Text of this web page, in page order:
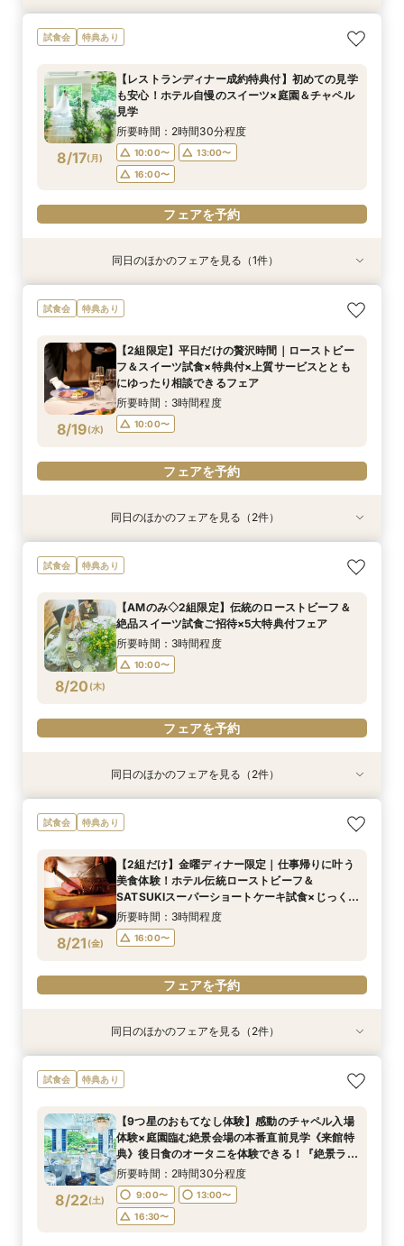
8/16(日)
【会場見学のラストにおすすめ！決め手が見つか
る】徹底比較相談×チャペル入場体験と庭見え絶
レゼント
所要時間：2時間程度
16:30〜
フェアを予約
8/16(日)
【2〜3件目見学におすすめ】料理・見積り・お
もてなしを他会場と比較しながら確認できる相談
理しながら、本命会場を見極めたい方におすす
め！
所要時間：3時間程度
9:00〜
フェアを予約
8/16(日)
【27年2月までの結婚式がお得】限定プラン大公
開×直近ウエディング相談＆美食体験《成約特
円ご優待！
所要時間：3時間程度
9:00〜
フェアを予約
8/16(日)
《和婚検討の方必見》本格神殿＆1万坪の庭園臨
む絶景会場×伝統ローストビーフ＆メディアでも
所要時間：3時間程度
9:00〜
フェアを予約
試食会 特典あり
8/17(月)
【レストランディナー成約特典付】初めての見学
も安心！ホテル自慢のスイーツ×庭園＆チャペル
見学
所要時間：2時間30分程度
10:00〜
13:00〜
16:00〜
フェアを予約
特典あり
8/17(月)
【和婚ご検討のおふたりへ】本格神殿＆1万坪の
日本庭園×話題のSATSUKIスイーツが愉しめる
所要時間：2時間程度
10:00〜
13:00〜
16:00〜
同日のほかのフェアを見る（1件）
試食会 特典あり
8/19(水)
【2組限定】平日だけの贅沢時間｜ローストビー
フ＆スイーツ試食×特典付×上質サービスととも
にゆったり相談できるフェア
所要時間：3時間程度
10:00〜
フェアを予約
特典あり
8/19(水)
【平日だからゆっくり相談】初めての見学も安
心！ホテル自慢のスイーツ×庭園×チャペル見学
10:00〜
13:00〜
16:00〜
特典あり
8/19(水)
【美しき日本の結婚式】本格神殿＆1万坪の庭園
臨む絶景会場×パティスリーSATSUKIスイーツ体
所要時間：2時間程度
16:00〜
同日のほかのフェアを見る（2件）
試食会 特典あり
8/20 (木)
【AMのみ◇2組限定】伝統のローストビーフ＆
絶品スイーツ試食ご招待×5大特典付フェア
所要時間：3時間程度
10:00〜
フェアを予約
特典あり
8/20(木)
【平日限定特典！SATSUKIスイーツ付】初見学
におすすめ！感動のセレモニー叶うチャペル見学
所要時間：2時間30分程度
10:00〜
13:00〜
16:00〜
特典あり
8/20(木)
【1万坪の日本庭園】本格神殿＆庭園臨む絶景会
場×パティスリーSATSUKIスイーツが愉しめる
所要時間：2時間程度
10:00〜
13:00〜
16:00〜
同日のほかのフェアを見る（2件）
試食会 特典あり
8/21 (金)
【2組だけ】金曜ディナー限定｜仕事帰りに叶う
美食体験！ホテル伝統ローストビーフ＆
SATSUKIスーパーショートケーキ試食×じっくり
個別相談
所要時間：3時間程度
16:00〜
フェアを予約
特典あり
8/21(金)
【初めての見学におすすめ！SATSUKIスイーツ
付】感動のセレモニー叶うチャペル見学×結婚準
所要時間：2時間30分程度
10:00〜
13:00〜
16:00〜
フェアを予約
特典あり
8/21(金)
【美しき日本の結婚式】本格神殿＆1万坪の庭園
臨む絶景会場×パティスリーSATSUKIスイーツ体
所要時間：2時間程度
10:00〜
13:00〜
16:00〜
フェアを予約
同日のほかのフェアを見る（2件）
試食会 特典あり
8/22(土)
【9つ星のおもてなし体験】感動のチャペル入場
体験×庭園臨む絶景会場の本番直前見学《来館特
典》後日食のオータニを体験できる！『絶景ラン
チビュッフェ』ご招待
所要時間：2時間30分程度
9:00〜
13:00〜
16:30〜